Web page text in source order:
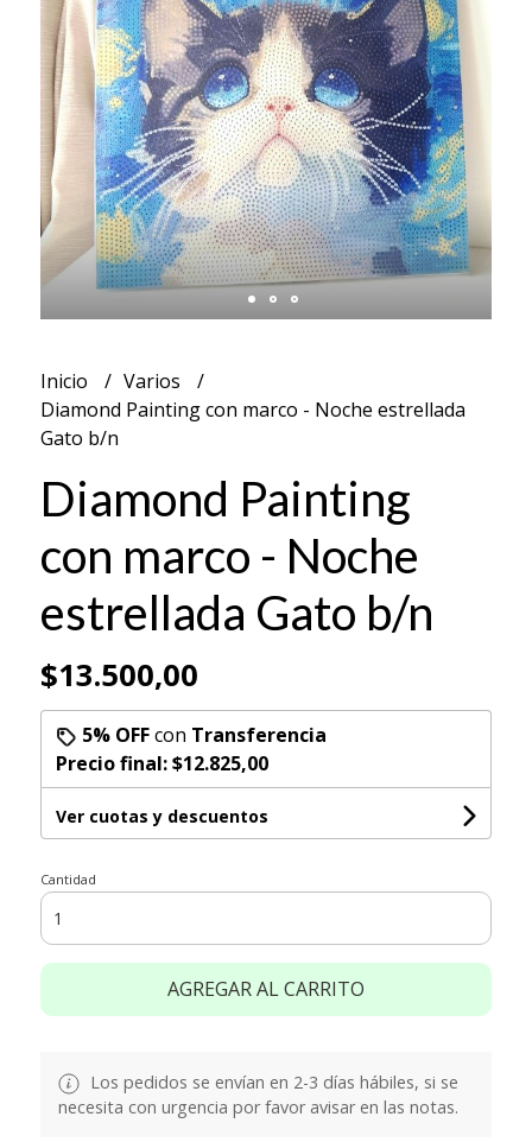
Inicio
Varios
Diamond Painting con marco - Noche estrellada
Gato b/n
Diamond Painting
con marco - Noche
estrellada Gato b/n
$13.500,00
5% OFFcon Transferencia
Precio final:$12.825,00
Ver cuotas y descuentos
Cantidad
AGREGAR AL CARRITO
Los pedidos se envían en 2-3 días hábiles, si se
necesita con urgencia por favor avisar en las notas.